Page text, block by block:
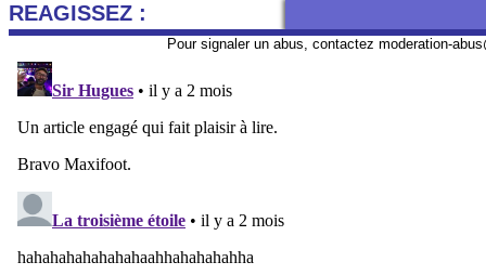
REAGISSEZ :
Pour signaler un abus, contactez moderation-